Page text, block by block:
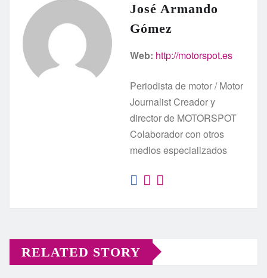
José Armando
Gómez
Web: http://motorspot.es
Periodista de motor / Motor
Journalist Creador y
director de MOTORSPOT
Colaborador con otros
medios especializados
RELATED STORY